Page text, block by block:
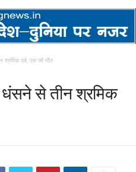
श्रमिक दबे, एक की मौत
धंसने से तीन श्रमिक